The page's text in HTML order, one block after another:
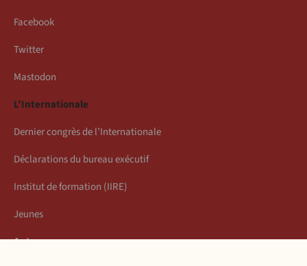
Facebook
Twitter
Mastodon
L’Internationale
Dernier congrès de l’Internationale
Déclarations du bureau exécutif
Institut de formation (IIRE)
Jeunes
Auteurs